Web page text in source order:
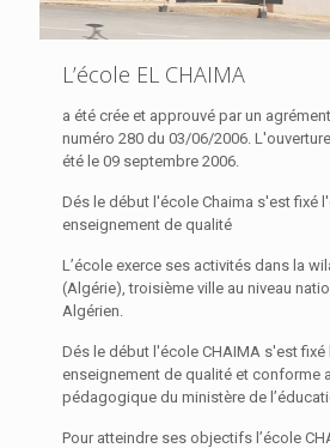
L’école EL CHAIMA
a été crée et approuvé par un
numéro 280 du 03/06/2006.
été le 09 septembre 2006.
Dés le début l'école Chaima s'est fixé
enseignement de qualité
L’école exerce ses activités dans la
(Algérie), troisième ville au niveau
Algérien.
Dés le début l'école CHAIMA s'est
enseignement de qualité et conforme
pédagogique du ministère de
Pour atteindre ses objectifs l’école